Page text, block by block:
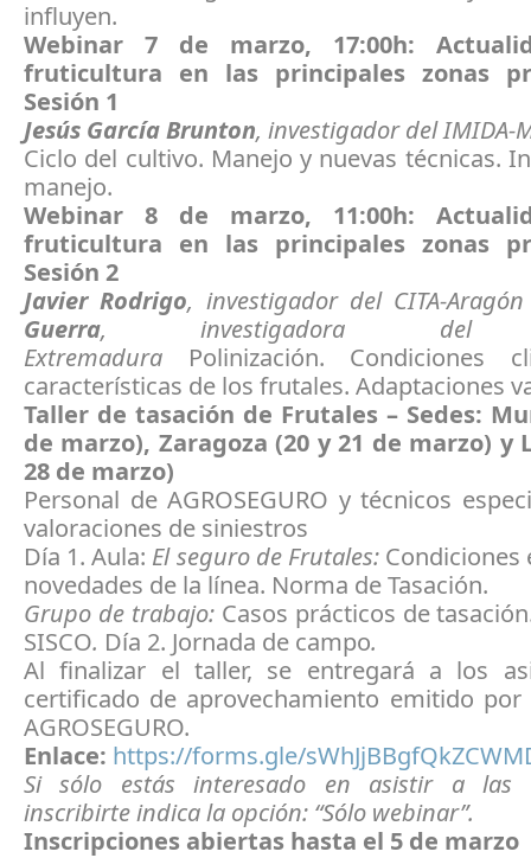
influyen.
Webinar 7 de marzo, 17:00h:
fruticultura en las principales zonas
Sesión 1
Jesús García Brunton, investigador del IMIDA-
Ciclo del cultivo. Manejo y nuevas técnicas.
manejo.
Webinar 8 de marzo, 11:00h:
fruticultura en las principales zonas
Sesión 2
Javier Rodrigo, investigador del CITA-
Guerra, investigadora del
Extremadura Polinización. Condiciones
características de los frutales. Adaptaciones
Taller de tasación de Frutales– Sedes:
de marzo), Zaragoza (20 y 21 de marzo) y
28 de marzo)
Personal de AGROSEGURO y técnicos
valoraciones de siniestros
Día 1. Aula: El seguro de Frutales: Condiciones
novedades de la línea. Norma de Tasación.
Grupo de trabajo: Casos prácticos de
SISCO. Día 2. Jornada de campo.
Al finalizar el taller, se entregará a los
certificado de aprovechamiento emitido por
AGROSEGURO.
Enlace: https://forms.gle/
Si sólo estás interesado en asistir a las
inscribirte indica la opción: “Sólo webinar”.
Inscripciones abiertas hasta el 5 de marzo